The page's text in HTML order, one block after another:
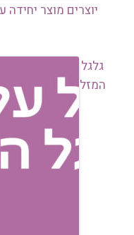
יוצרים מוצר
גלגל
המזל